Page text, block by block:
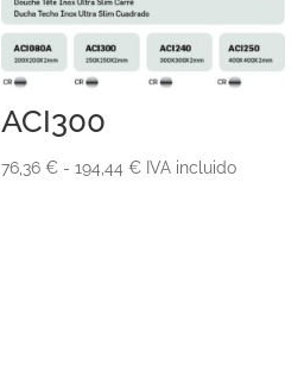
ACI300
76,36€ - 194,44€Rango
IVA incluido